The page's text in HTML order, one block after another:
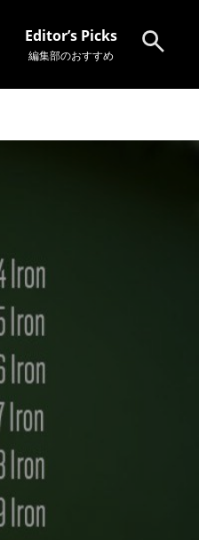
Editor’s Picks
編集部のおすすめ